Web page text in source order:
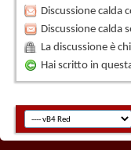
Discussione calda
Discussione calda
La discussione è
Hai scritto in